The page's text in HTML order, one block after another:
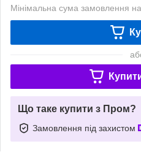
Мінімальна сума замовлення
Що таке купити з Пром?
Замовлення під захистом